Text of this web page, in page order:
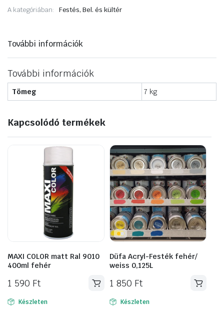
homokkő
A kategóriában: Festés, Bel. és kültér
További információk
További információk
Tömeg 7 kg
Kapcsolódó termékek
MAXI COLOR matt Ral 9010
400ml fehér
1 590 Ft
Készleten
Düfa Acryl-Festék fehér/
weiss 0,125L
1 850 Ft
Készleten